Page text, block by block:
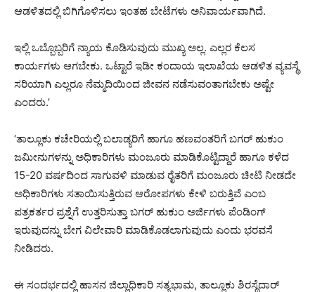
ಆಡಳಿತದಲ್ಲಿ ಬಿಗಿಗೊಳಿಸಲು ಇಂತಹ ಬೇಟೆಗಳು ಅನಿವಾರ್ಯವಾಗಿದೆ.
ಇಲ್ಲಿ ಒಬ್ಬೊಬ್ಬರಿಗೆ ನ್ಯಾಯ ಕೊಡಿಸುವುದು ಮುಖ್ಯ ಅಲ್ಲ. ಎಲ್ಲರ ಕೆಲಸ
ಕಾರ್ಯಗಳು ಆಗಬೇಕು. ಒಟ್ಟಾರೆ ಇಡೀ ಕಂದಾಯ ಇಲಾಖೆಯ ಆಡಳಿತ ವ್ಯವಸ್ಥೆ
ಸರಿಯಾಗಿ ಎಲ್ಲರೂ ನೆಮ್ಮದಿಯಿಂದ ಜೀವನ ನಡೆಸುವಂತಾಗಬೇಕು ಅಷ್ಟೇ
ಎಂದರು.’
‘ತಾಲ್ಲೂಕು ಕಚೇರಿಯಲ್ಲಿ ಬಲಾಡ್ಯರಿಗೆ ಹಾಗೂ ಹಣವಂತರಿಗೆ ಬಗರ್ ಹುಕುಂ
ಜಮೀನುಗಳನ್ನು ಅಧಿಕಾರಿಗಳು ಮಂಜೂರು ಮಾಡಿಕೊಟ್ಟಿದ್ದಾರೆ ಹಾಗೂ ಕಳೆದ
15-20 ವರ್ಷದಿಂದ ಸಾಗುವಳಿ ಮಾಡುವ ರೈತರಿಗೆ ಮಂಜೂರು ಚೀಟಿ ನೀಡದೇ
ಅಧಿಕಾರಿಗಳು ಸತಾಯಿಸುತ್ತಿರುವ ಆರೋಪಗಳು ಕೇಳಿ ಬರುತ್ತಿವೆ ಎಂಬ
ಪತ್ರಕರ್ತರ ಪ್ರಶ್ನೆಗೆ ಉತ್ತರಿಸುತ್ತಾ ಬಗರ್ ಹುಕುಂ ಅರ್ಜಿಗಳು ಪೆಂಡಿಂಗ್
ಇರುವುದನ್ನು ಬೇಗ ವಿಲೇವಾರಿ ಮಾಡಿಕೊಡಲಾಗುವುದು ಎಂದು ಭರವಸೆ
ನೀಡಿದರು.
ಈ ಸಂದರ್ಭದಲ್ಲಿ ಹಾಸನ ಜಿಲ್ಲಾಧಿಕಾರಿ ಸತ್ಯಭಾಮ, ತಾಲ್ಲೂಕು ಶಿರಸ್ಥೆದಾರ್